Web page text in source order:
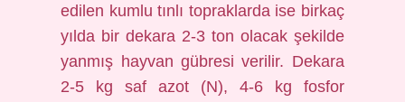
edilen kumlu tınlı topraklarda ise birkaç
yılda bir dekara 2-3 ton olacak şekilde
yanmış hayvan gübresi verilir. Dekara
2-5 kg ​​​​​​saf azot (N), 4-6 kg ​​​​fosfor